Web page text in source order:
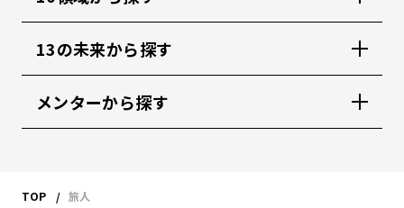
13の未来から探す
メンターから探す
TOP 旅人